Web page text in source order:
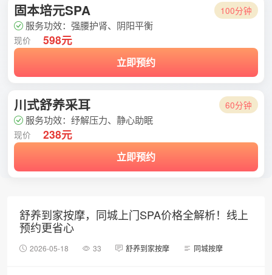
固本培元SPA 100分钟
服务功效：强腰护肾、阴阳平衡
现价 598元
立即预约
川式舒养采耳 60分钟
服务功效：纾解压力、静心助眠
现价 238元
立即预约
舒养到家按摩，同城上门SPA价格全解析！线上
预约更省心
2026-05-18 33 舒养到家按摩 同城按摩